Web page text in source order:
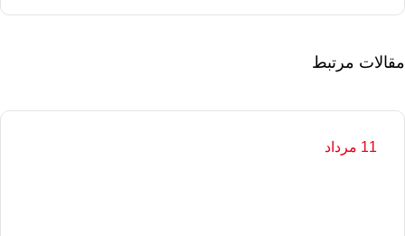
مقالات مرتبط
11 مرداد